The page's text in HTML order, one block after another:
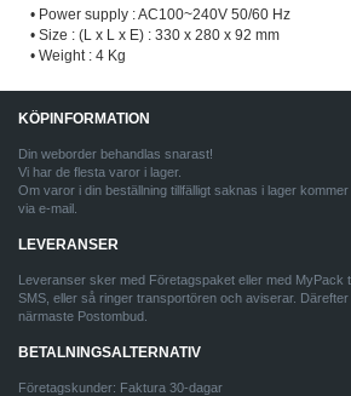
• Power supply : AC100~240V 50/60 Hz
• Size : (L x L x E) : 330 x 280 x 92 mm
• Weight : 4 Kg
KÖPINFORMATION
Din weborder behandlas snarast!
Vi har de flesta varor i lager.
Om varor i din beställning tillfälligt saknas i lager
via e-mail.
LEVERANSER
Leveranser sker med Företagspaket eller med MyPack
SMS, eller så ringer transportören och aviserar.
närmaste Postombud.
BETALNINGSALTERNATIV
Företagskunder: Faktura 30-dagar